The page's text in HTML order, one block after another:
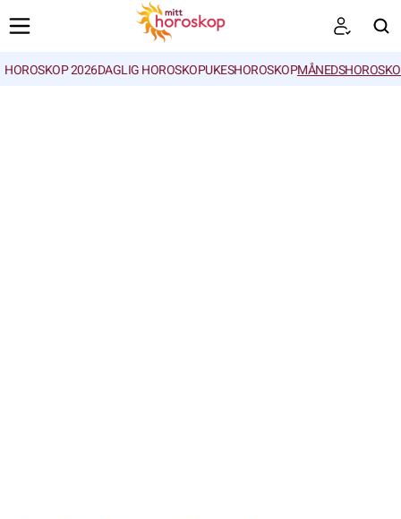
HOROSKOP 2026DAGLIG HOROSKOPUKESHOROSKOP